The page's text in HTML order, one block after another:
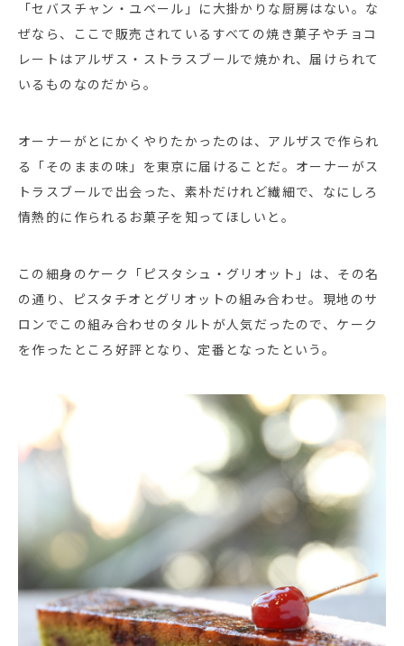
「セバスチャン・ユベール」に大掛かりな厨房はない。な
ぜなら、ここで販売されているすべての焼き菓子やチョコ
レートはアルザス・ストラスブールで焼かれ、届けられて
いるものなのだから。
オーナーがとにかくやりたかったのは、アルザスで作られ
る「そのままの味」を東京に届けることだ。オーナーがス
トラスブールで出会った、素朴だけれど繊細で、なにしろ
情熱的に作られるお菓子を知ってほしいと。
この細身のケーク「ピスタシュ・グリオット」は、その名
の通り、ピスタチオとグリオットの組み合わせ。現地のサ
ロンでこの組み合わせのタルトが人気だったので、ケーク
を作ったところ好評となり、定番となったという。